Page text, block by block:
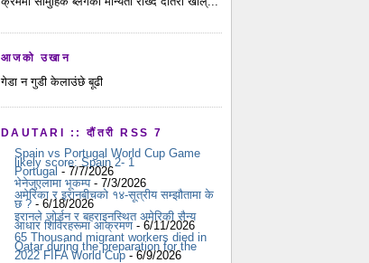
आजको उखान
गेडा न गुडी केलाउंछे बूढी
DAUTARI :: दौंतरी RSS 7
Spain vs Portugal World Cup Game
likely score: Spain 2- 1
Portugal - 7/7/2026
भेनेजुएलामा भूकम्प- 7/3/2026
अमेरिका र इरानबीचको १४-सूत्रीय सम्झौतामा के
छ ? - 6/18/2026
इरानले जोर्डन र बहराइनस्थित अमेरिकी सैन्य
आधार शिविरहरूमा आक्रमण- 6/11/2026
65 Thousand migrant workers died in
Qatar during the preparation for the
2022 FIFA World Cup - 6/9/2026